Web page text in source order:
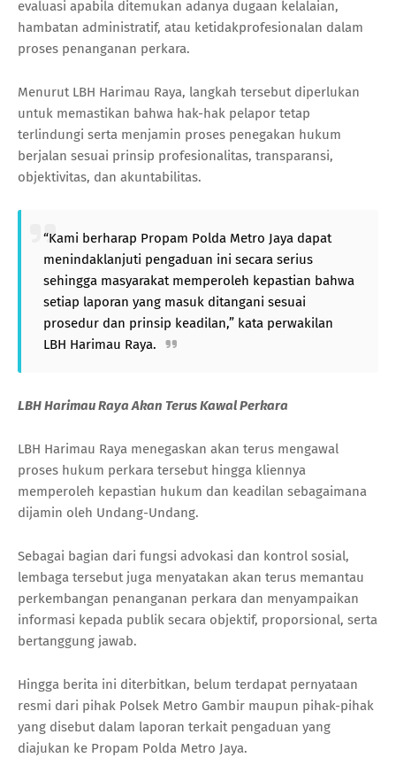
evaluasi apabila ditemukan adanya dugaan kelalaian,
hambatan administratif, atau ketidakprofesionalan dalam
proses penanganan perkara.
Menurut LBH Harimau Raya, langkah tersebut diperlukan
untuk memastikan bahwa hak-hak pelapor tetap
terlindungi serta menjamin proses penegakan hukum
berjalan sesuai prinsip profesionalitas, transparansi,
objektivitas, dan akuntabilitas.
“Kami berharap Propam Polda Metro Jaya dapat
menindaklanjuti pengaduan ini secara serius
sehingga masyarakat memperoleh kepastian bahwa
setiap laporan yang masuk ditangani sesuai
prosedur dan prinsip keadilan,” kata perwakilan
LBH Harimau Raya.
LBH Harimau Raya Akan Terus Kawal Perkara
LBH Harimau Raya menegaskan akan terus mengawal
proses hukum perkara tersebut hingga kliennya
memperoleh kepastian hukum dan keadilan sebagaimana
dijamin oleh Undang-Undang.
Sebagai bagian dari fungsi advokasi dan kontrol sosial,
lembaga tersebut juga menyatakan akan terus memantau
perkembangan penanganan perkara dan menyampaikan
informasi kepada publik secara objektif, proporsional, serta
bertanggung jawab.
Hingga berita ini diterbitkan, belum terdapat pernyataan
resmi dari pihak Polsek Metro Gambir maupun pihak-pihak
yang disebut dalam laporan terkait pengaduan yang
diajukan ke Propam Polda Metro Jaya.